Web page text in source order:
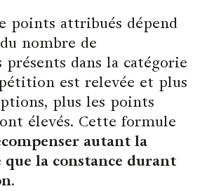
points attribués dépend
nombre de
dans la catégorie
est relevée et plus
plus les points
élevés. Cette formule
autant la
la constance durant
.